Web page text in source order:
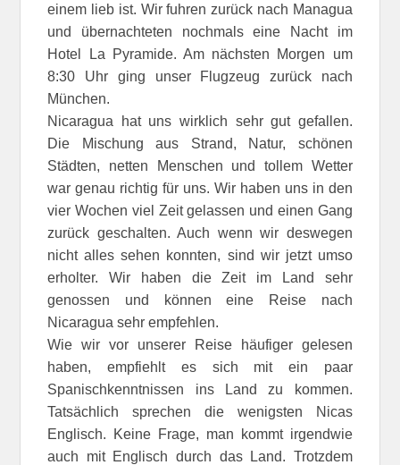
einem lieb ist. Wir fuhren zurück nach Managua
und übernachteten nochmals eine Nacht im
Hotel La Pyramide. Am nächsten Morgen um
8:30 Uhr ging unser Flugzeug zurück nach
München.
Nicaragua hat uns wirklich sehr gut gefallen.
Die Mischung aus Strand, Natur, schönen
Städten, netten Menschen und tollem Wetter
war genau richtig für uns. Wir haben uns in den
vier Wochen viel Zeit gelassen und einen Gang
zurück geschalten. Auch wenn wir deswegen
nicht alles sehen konnten, sind wir jetzt umso
erholter. Wir haben die Zeit im Land sehr
genossen und können eine Reise nach
Nicaragua sehr empfehlen.
Wie wir vor unserer Reise häufiger gelesen
haben, empfiehlt es sich mit ein paar
Spanischkenntnissen ins Land zu kommen.
Tatsächlich sprechen die wenigsten Nicas
Englisch. Keine Frage, man kommt irgendwie
auch mit Englisch durch das Land. Trotzdem